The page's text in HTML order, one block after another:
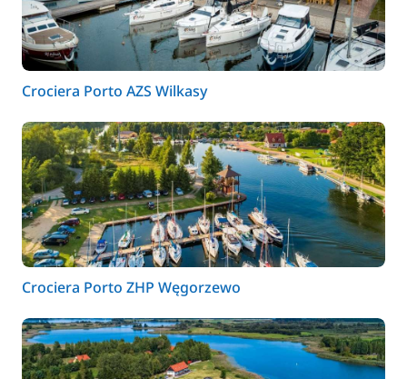
Crociera Porto AZS Wilkasy
Crociera Porto ZHP Węgorzewo